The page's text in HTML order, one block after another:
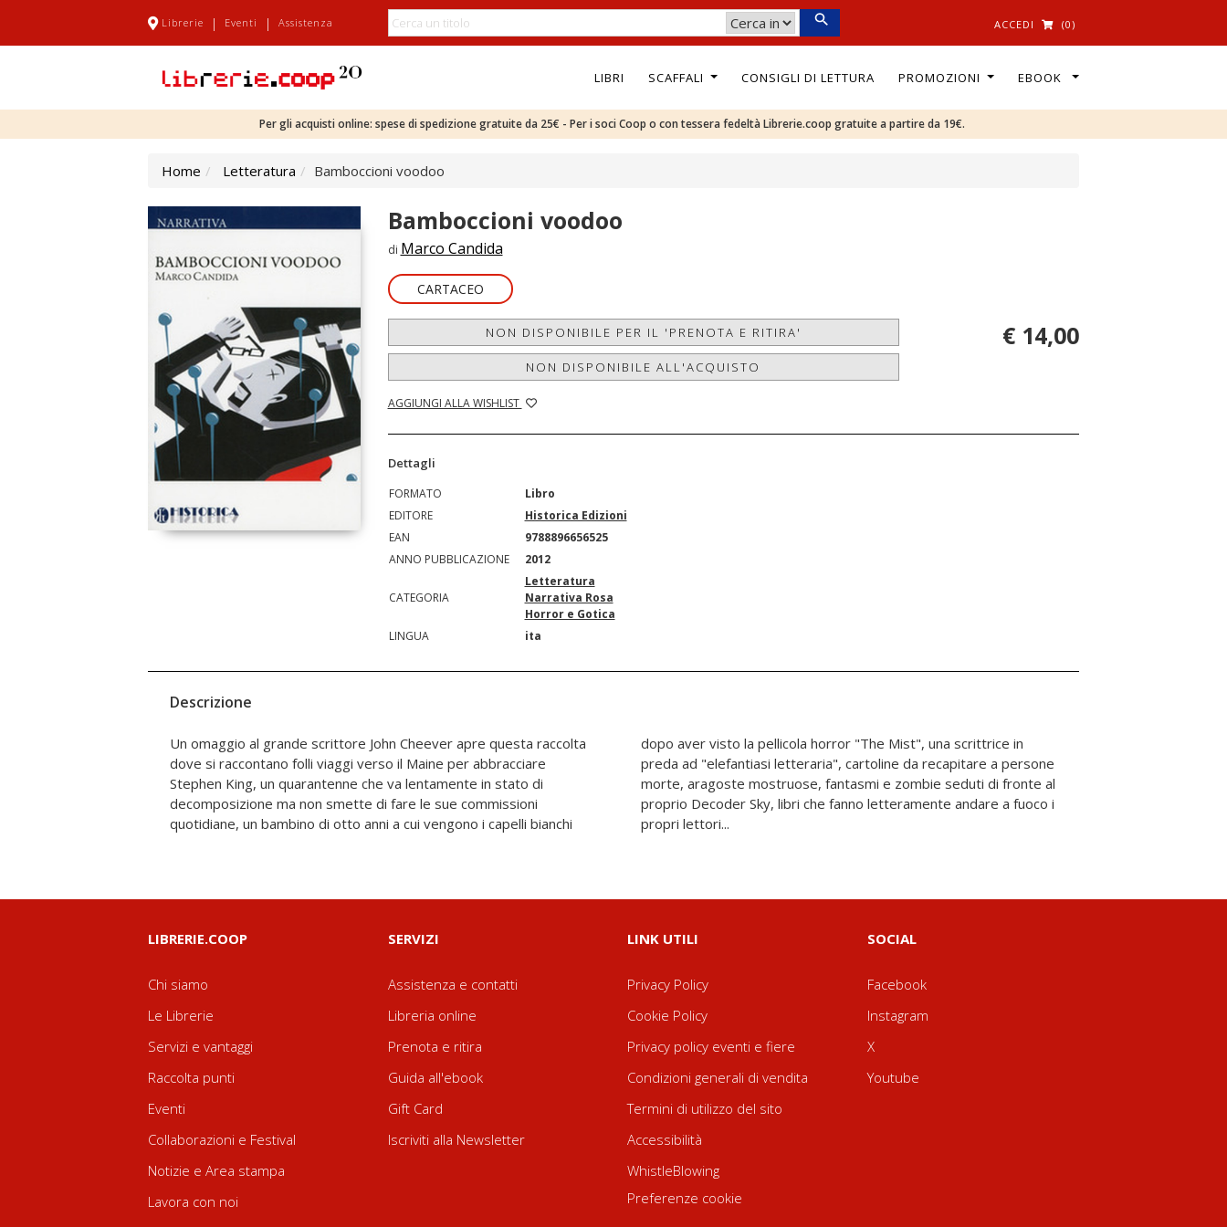
Librerie | Eventi | Assistenza ACCEDI (0)
LIBRI SCAFFALI CONSIGLI DI LETTURA PROMOZIONI EBOOK
Per gli acquisti online: spese di spedizione gratuite da 25€ - Per i soci Coop o con tessera fedeltà Librerie.coop gratuite a partire da 19€.
Home Letteratura Bamboccioni voodoo
Bamboccioni voodoo
di Marco Candida
CARTACEO
NON DISPONIBILE PER IL 'PRENOTA E RITIRA'
NON DISPONIBILE ALL'ACQUISTO
AGGIUNGI ALLA WISHLIST
€ 14,00
Dettagli
FORMATO
Libro
EDITORE
Historica Edizioni
EAN
9788896656525
ANNO PUBBLICAZIONE
2012
CATEGORIA
Letteratura
Narrativa Rosa
Horror e Gotica
LINGUA
ita
Descrizione
Un omaggio al grande scrittore John Cheever apre questa raccolta
dove si raccontano folli viaggi verso il Maine per abbracciare
Stephen King, un quarantenne che va lentamente in stato di
decomposizione ma non smette di fare le sue commissioni
quotidiane, un bambino di otto anni a cui vengono i capelli bianchi
dopo aver visto la pellicola horror "The Mist", una scrittrice in
preda ad "elefantiasi letteraria", cartoline da recapitare a persone
morte, aragoste mostruose, fantasmi e zombie seduti di fronte al
proprio Decoder Sky, libri che fanno letteramente andare a fuoco i
propri lettori...
LIBRERIE.COOP
Chi siamo
Le Librerie
Servizi e vantaggi
Raccolta punti
Eventi
Collaborazioni e Festival
Notizie e Area stampa
Lavora con noi
SERVIZI
Assistenza e contatti
Libreria online
Prenota e ritira
Guida all'ebook
Gift Card
Iscriviti alla Newsletter
LINK UTILI
Privacy Policy
Cookie Policy
Privacy policy eventi e fiere
Condizioni generali di vendita
Termini di utilizzo del sito
Accessibilità
WhistleBlowing
Preferenze cookie
SOCIAL
Facebook
Instagram
X
Youtube